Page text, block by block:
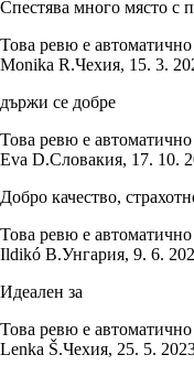
Спестява много място с
Това ревю е
Monika R.Чехия, 15. 3.
държи се добре
Това ревю е
Eva D.Словакия, 17. 10.
Добро качество,
Това ревю е
Ildikó B.Унгария, 9. 6.
Идеален за
Това ревю е
Lenka Š.Чехия, 25. 5.